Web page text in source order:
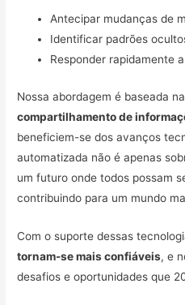
Antecipar mudanças de
Identificar padrões
Responder rapidamente
Nossa abordagem é baseada
compartilhamento de
beneficiem-se dos avanços
automatizada não é apenas
um futuro onde todos possam
contribuindo para um mundo
Com o suporte dessas
tornam-se mais confiáveis, e
desafios e oportunidades que